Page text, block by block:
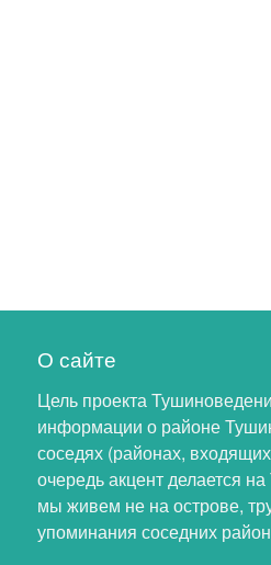
О сайте
Цель проекта
информации о районе
соседях (районах,
очередь акцент делается
мы живем не на острове,
упоминания соседних